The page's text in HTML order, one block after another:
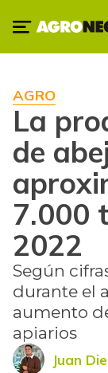
AGRO
La
de
7.000
2022
Según
durante el
aumento
apiarios
Juan